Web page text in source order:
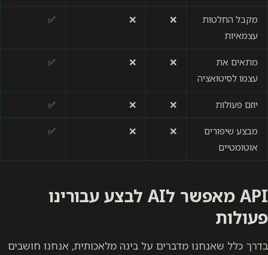
מקבל החלטות
עצמאיות
❌
❌
✅
מתאים את
עצמו לסיטואציה
❌
❌
✅
יוזם פעולות ❌
❌
✅
מבצע שיפורים
אוטומטיים
❌
❌
✅
API מאפשר לAI לבצע עבורינו
פעולות
בדרך כלל שאנחנו מדברים על בינה מלאכותית, אנחנו חושבים